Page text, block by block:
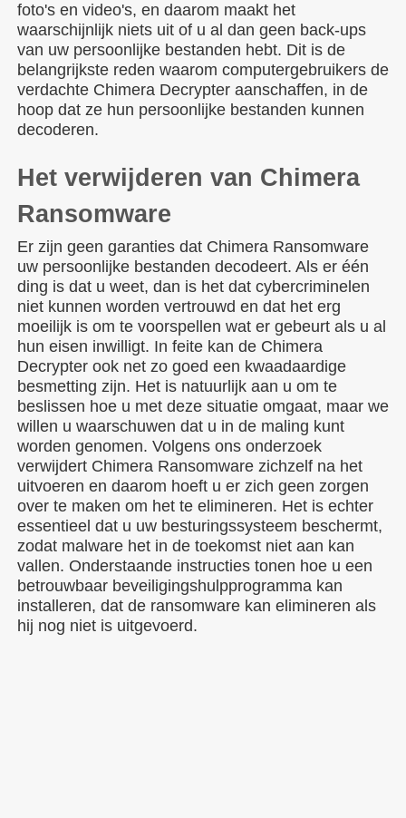
foto's en video's, en daarom maakt het
waarschijnlijk niets uit of u al dan geen back-ups
van uw persoonlijke bestanden hebt. Dit is de
belangrijkste reden waarom computergebruikers de
verdachte Chimera Decrypter aanschaffen, in de
hoop dat ze hun persoonlijke bestanden kunnen
decoderen.
Het verwijderen van Chimera
Ransomware
Er zijn geen garanties dat Chimera Ransomware
uw persoonlijke bestanden decodeert. Als er één
ding is dat u weet, dan is het dat cybercriminelen
niet kunnen worden vertrouwd en dat het erg
moeilijk is om te voorspellen wat er gebeurt als u al
hun eisen inwilligt. In feite kan de Chimera
Decrypter ook net zo goed een kwaadaardige
besmetting zijn. Het is natuurlijk aan u om te
beslissen hoe u met deze situatie omgaat, maar we
willen u waarschuwen dat u in de maling kunt
worden genomen. Volgens ons onderzoek
verwijdert Chimera Ransomware zichzelf na het
uitvoeren en daarom hoeft u er zich geen zorgen
over te maken om het te elimineren. Het is echter
essentieel dat u uw besturingssysteem beschermt,
zodat malware het in de toekomst niet aan kan
vallen. Onderstaande instructies tonen hoe u een
betrouwbaar beveiligingshulpprogramma kan
installeren, dat de ransomware kan elimineren als
hij nog niet is uitgevoerd.